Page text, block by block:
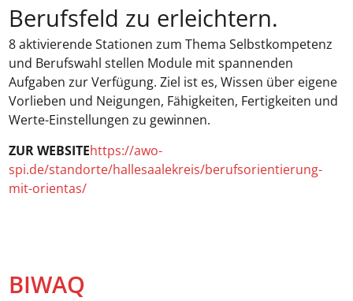
Berufsfeld zu erleichtern.
8 aktivierende Stationen zum Thema Selbstkompetenz
und Berufswahl stellen Module mit spannenden
Aufgaben zur Verfügung. Ziel ist es, Wissen über eigene
Vorlieben und Neigungen, Fähigkeiten, Fertigkeiten und
Werte-Einstellungen zu gewinnen.
ZUR WEBSITEhttps://awo-
spi.de/standorte/hallesaalekreis/berufsorientierung-
mit-orientas/
BIWAQ